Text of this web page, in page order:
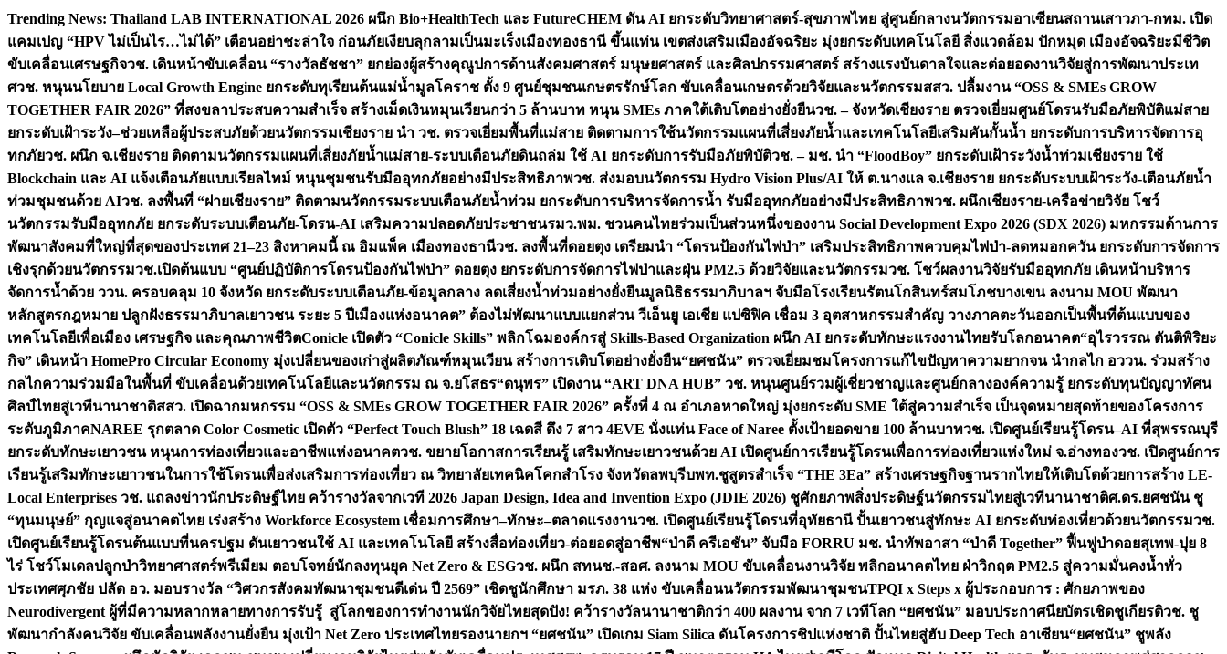
Skip
content
Trending News: Thailand LAB INTERNATIONAL 2026 ผนึก Bio+HealthTech และ FutureCHEM ดัน AI ยกระดับวิทยาศาสตร์-สุขภาพไทย สู่ศูนย์กลางนวัตกรรมอาเซียนสถานเสาวภา-กทม. เปิด
แคมเปญ “HPV ไม่เป็นไร…ไม่ได้” เตือนอย่าชะล่าใจ ก่อนภัยเงียบลุกลามเป็นมะเร็งเมืองทองธานี ขึ้นแท่น เขตส่งเสริมเมืองอัจฉริยะ มุ่งยกระดับเทคโนโลยี สิ่งแวดล้อม ปักหมุด เมืองอัจฉริยะมีชีวิต
ขับเคลื่อนเศรษฐกิจวช. เดินหน้าขับเคลื่อน “รางวัลธัชชา” ยกย่องผู้สร้างคุณูปการด้านสังคมศาสตร์ มนุษยศาสตร์ และศิลปกรรมศาสตร์ สร้างแรงบันดาลใจและต่อยอดงานวิจัยสู่การพัฒนาประเท
ศวช. หนุนนโยบาย Local Growth Engine ยกระดับทุเรียนต้นแม่น้ำมูลโคราช ตั้ง 9 ศูนย์ชุมชนเกษตรรักษ์โลก ขับเคลื่อนเกษตรด้วยวิจัยและนวัตกรรมสสว. ปลื้มงาน “OSS & SMEs GROW
TOGETHER FAIR 2026” ที่สงขลาประสบความสำเร็จ สร้างเม็ดเงินหมุนเวียนกว่า 5 ล้านบาท หนุน SMEs ภาคใต้เติบโตอย่างยั่งยืนวช. – จังหวัดเชียงราย ตรวจเยี่ยมศูนย์โดรนรับมือภัยพิบัติแม่สาย
ยกระดับเฝ้าระวัง–ช่วยเหลือผู้ประสบภัยด้วยนวัตกรรมเชียงราย นำ วช. ตรวจเยี่ยมพื้นที่แม่สาย ติดตามการใช้นวัตกรรมแผนที่เสี่ยงภัยน้ำและเทคโนโลยีเสริมคันกั้นน้ำ ยกระดับการบริหารจัดการอุ
ทกภัยวช. ผนึก จ.เชียงราย ติดตามนวัตกรรมแผนที่เสี่ยงภัยน้ำแม่สาย-ระบบเตือนภัยดินถล่ม ใช้ AI ยกระดับการรับมือภัยพิบัติวช. – มช. นำ “FloodBoy” ยกระดับเฝ้าระวังน้ำท่วมเชียงราย ใช้
Blockchain และ AI แจ้งเตือนภัยแบบเรียลไทม์ หนุนชุมชนรับมืออุทกภัยอย่างมีประสิทธิภาพวช. ส่งมอบนวัตกรรม Hydro Vision Plus/AI ให้ ต.นางแล จ.เชียงราย ยกระดับระบบเฝ้าระวัง-เตือนภัยน้ำ
ท่วมชุมชนด้วย AIวช. ลงพื้นที่ “ฝายเชียงราย” ติดตามนวัตกรรมระบบเตือนภัยน้ำท่วม ยกระดับการบริหารจัดการน้ำ รับมืออุทกภัยอย่างมีประสิทธิภาพวช. ผนึกเชียงราย-เครือข่ายวิจัย โชว์
นวัตกรรมรับมืออุทกภัย ยกระดับระบบเตือนภัย-โดรน-AI เสริมความปลอดภัยประชาชนรมว.พม. ชวนคนไทยร่วมเป็นส่วนหนึ่งของงาน Social Development Expo 2026 (SDX 2026) มหกรรมด้านการ
พัฒนาสังคมที่ใหญ่ที่สุดของประเทศ 21–23 สิงหาคมนี้ ณ อิมแพ็ค เมืองทองธานีวช. ลงพื้นที่ดอยตุง เตรียมนำ “โดรนป้องกันไฟป่า” เสริมประสิทธิภาพควบคุมไฟป่า-ลดหมอกควัน ยกระดับการจัดการ
เชิงรุกด้วยนวัตกรรมวช.เปิดต้นแบบ “ศูนย์ปฏิบัติการโดรนป้องกันไฟป่า” ดอยตุง ยกระดับการจัดการไฟป่าและฝุ่น PM2.5 ด้วยวิจัยและนวัตกรรมวช. โชว์ผลงานวิจัยรับมืออุทกภัย เดินหน้าบริหาร
จัดการน้ำด้วย ววน. ครอบคลุม 10 จังหวัด ยกระดับระบบเตือนภัย-ข้อมูลกลาง ลดเสี่ยงน้ำท่วมอย่างยั่งยืนมูลนิธิธรรมาภิบาลฯ จับมือโรงเรียนรัตนโกสินทร์สมโภชบางเขน ลงนาม MOU พัฒนา
หลักสูตรกฎหมาย ปลูกฝังธรรมาภิบาลเยาวชน ระยะ 5 ปีเมืองแห่งอนาคต” ต้องไม่พัฒนาแบบแยกส่วน วีเอ็นยู เอเชีย แปซิฟิค เชื่อม 3 อุตสาหกรรมสำคัญ วางภาคตะวันออกเป็นพื้นที่ต้นแบบของ
เทคโนโลยีเพื่อเมือง เศรษฐกิจ และคุณภาพชีวิตConicle เปิดตัว “Conicle Skills” พลิกโฉมองค์กรสู่ Skills-Based Organization ผนึก AI ยกระดับทักษะแรงงานไทยรับโลกอนาคต“อุไรวรรณ ตันติพิริยะ
กิจ” เดินหน้า HomePro Circular Economy มุ่งเปลี่ยนของเก่าสู่ผลิตภัณฑ์หมุนเวียน สร้างการเติบโตอย่างยั่งยืน“ยศชนัน” ตรวจเยี่ยมชมโครงการแก้ไขปัญหาความยากจน นำกลไก อววน. ร่วมสร้าง
กลไกความร่วมมือในพื้นที่ ขับเคลื่อนด้วยเทคโนโลยีและนวัตกรรม ณ จ.ยโสธร“ดนุพร” เปิดงาน “ART DNA HUB” วช. หนุนศูนย์รวมผู้เชี่ยวชาญและศูนย์กลางองค์ความรู้ ยกระดับทุนปัญญาทัศน
ศิลป์ไทยสู่เวทีนานาชาติสสว. เปิดฉากมหกรรม “OSS & SMEs GROW TOGETHER FAIR 2026” ครั้งที่ 4 ณ อำเภอหาดใหญ่ มุ่งยกระดับ SME ใต้สู่ความสำเร็จ เป็นจุดหมายสุดท้ายของโครงการ
ระดับภูมิภาคNAREE รุกตลาด Color Cosmetic เปิดตัว “Perfect Touch Blush” 18 เฉดสี ดึง 7 สาว 4EVE นั่งแท่น Face of Naree ตั้งเป้ายอดขาย 100 ล้านบาทวช. เปิดศูนย์เรียนรู้โดรน–AI ที่สุพรรณบุรี
ยกระดับทักษะเยาวชน หนุนการท่องเที่ยวและอาชีพแห่งอนาคตวช. ขยายโอกาสการเรียนรู้ เสริมทักษะเยาวชนด้วย AI เปิดศูนย์การเรียนรู้โดรนเพื่อการท่องเที่ยวแห่งใหม่ จ.อ่างทองวช. เปิดศูนย์การ
เรียนรู้เสริมทักษะเยาวชนในการใช้โดรนเพื่อส่งเสริมการท่องเที่ยว ณ วิทยาลัยเทคนิคโคกสำโรง จังหวัดลพบุรีบพท.ชูสูตรสำเร็จ “THE 3Ea” สร้างเศรษฐกิจฐานรากไทยให้เติบโตด้วยการสร้าง LE-
Local Enterprises วช. แถลงข่าวนักประดิษฐ์ไทย คว้ารางวัลจากเวที 2026 Japan Design, Idea and Invention Expo (JDIE 2026) ชูศักยภาพสิ่งประดิษฐ์นวัตกรรมไทยสู่เวทีนานาชาติศ.ดร.ยศชนัน ชู
“ทุนมนุษย์” กุญแจสู่อนาคตไทย เร่งสร้าง Workforce Ecosystem เชื่อมการศึกษา–ทักษะ–ตลาดแรงงานวช. เปิดศูนย์เรียนรู้โดรนที่อุทัยธานี ปั้นเยาวชนสู่ทักษะ AI ยกระดับท่องเที่ยวด้วยนวัตกรรมวช.
เปิดศูนย์เรียนรู้โดรนต้นแบบที่นครปฐม ดันเยาวชนใช้ AI และเทคโนโลยี สร้างสื่อท่องเที่ยว-ต่อยอดสู่อาชีพ“ป่าดี ครีเอชัน” จับมือ FORRU มช. นำทัพอาสา “ป่าดี Together” ฟื้นฟูป่าดอยสุเทพ-ปุย 8
ไร่ โชว์โมเดลปลูกป่าวิทยาศาสตร์พรีเมียม ตอบโจทย์นักลงทุนยุค Net Zero & ESGวช. ผนึก สทนช.-สอศ. ลงนาม MOU ขับเคลื่อนงานวิจัย พลิกอนาคตไทย ฝ่าวิกฤต PM2.5 สู่ความมั่นคงน้ำทั่ว
ประเทศศุภชัย ปลัด อว. มอบรางวัล “วิศวกรสังคมพัฒนาชุมชนดีเด่น ปี 2569” เชิดชูนักศึกษา มรภ. 38 แห่ง ขับเคลื่อนนวัตกรรมพัฒนาชุมชนTPQI x Steps x ผู้ประกอบการ : ศักยภาพของ
Neurodivergent ผู้ที่มีความหลากหลายทางการรับรู้ สู่โลกของการทำงานนักวิจัยไทยสุดปัง! คว้ารางวัลนานาชาติกว่า 400 ผลงาน จาก 7 เวทีโลก “ยศชนัน” มอบประกาศนียบัตรเชิดชูเกียรติวช. ชู
พัฒนากำลังคนวิจัย ขับเคลื่อนพลังงานยั่งยืน มุ่งเป้า Net Zero ประเทศไทยรองนายกฯ “ยศชนัน” เปิดเกม Siam Silica ดันโครงการชิปแห่งชาติ ปั้นไทยสู่ฮับ Deep Tech อาเซียน“ยศชนัน” ชูพลัง